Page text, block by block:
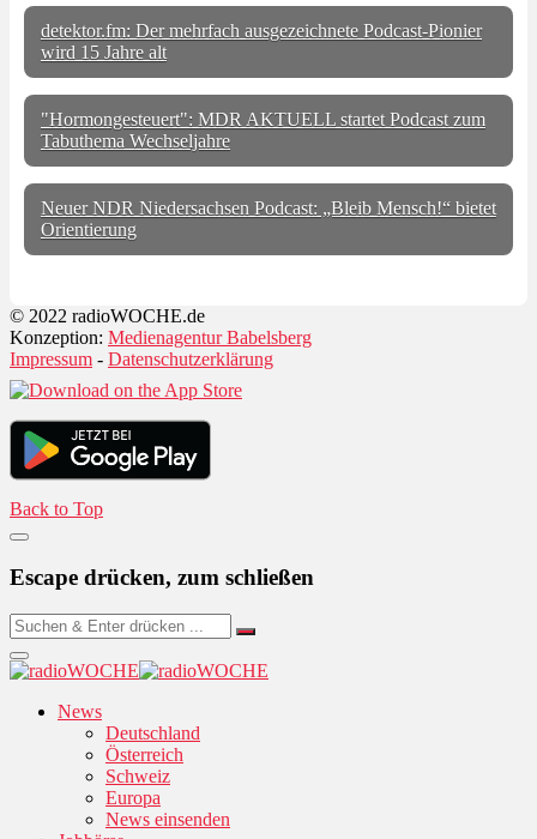
detektor.fm: Der mehrfach ausgezeichnete Podcast-Pionier
wird 15 Jahre alt
"Hormongesteuert": MDR AKTUELL startet Podcast zum
Tabuthema Wechseljahre
Neuer NDR Niedersachsen Podcast: „Bleib Mensch!“ bietet
Orientierung
© 2022 radioWOCHE.de
Konzeption: Medienagentur Babelsberg
Impressum - Datenschutzerklärung
Back to Top
Escape drücken, zum schließen
News
Deutschland
Österreich
Schweiz
Europa
News einsenden